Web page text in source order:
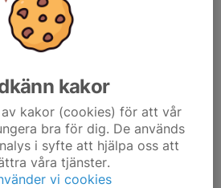
kakor
kakor (cookies) för att vår
bra för dig. De används
i syfte att hjälpa oss att
våra tjänster.
vi cookies